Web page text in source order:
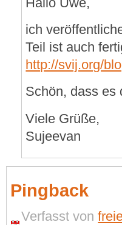
ich
Teil ist auch
http://svij.org/
Schön, dass es
Viele Grüße,
Sujeevan
Pingback
Verfasst von